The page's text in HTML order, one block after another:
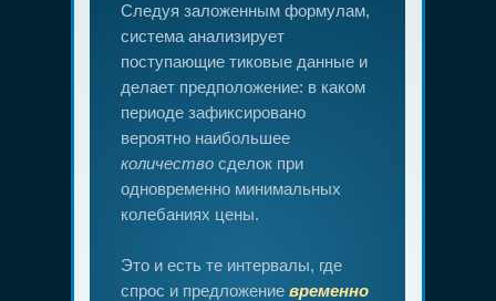
Следуя заложенным формулам,
система анализирует
поступающие тиковые данные и
делает предположение: в каком
периоде зафиксировано
вероятно наибольшее
количество сделок при
одновременно минимальных
колебаниях цены.
Это и есть те интервалы, где
спрос и предложение временно